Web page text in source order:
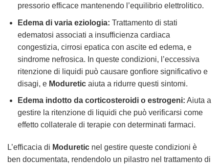
pressorio efficace mantenendo l’equilibrio elettrolitico.
Edema di varia eziologia: Trattamento di stati
edematosi associati a insufficienza cardiaca
congestizia, cirrosi epatica con ascite ed edema, e
sindrome nefrosica. In queste condizioni, l’eccessiva
ritenzione di liquidi può causare gonfiore significativo e
disagi, e Modureticaiuta a ridurre questi sintomi.
Edema indotto da corticosteroidi o estrogeni: Aiuta a
gestire la ritenzione di liquidi che può verificarsi come
effetto collaterale di terapie con determinati farmaci.
L’efficacia di Moduretic nel gestire queste condizioni è
ben documentata, rendendolo un pilastro nel trattamento di